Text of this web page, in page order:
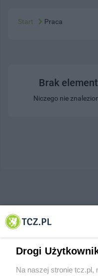
Start Praca
Brak
Niczego nie
© 2001-2026 Tczew - TCZ.PL Sp.
Drogi
Na naszej stronie tcz.pl,